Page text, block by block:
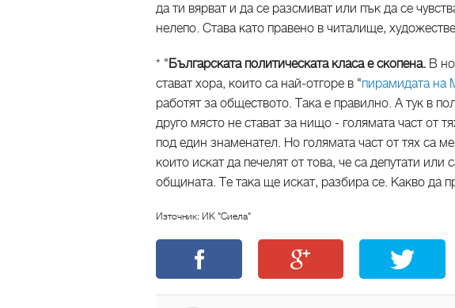
да ти вярват и да се разсмиват или пък да се
нелепо. Става като правено в читалище,
* "Българската политическата класа е скопена. В
стават хора, които са най-отгоре в "пирамидата на
работят за обществото. Така е правилно. А тук в
друго място не стават за нищо - голямата част от
под един знаменател. Но голямата част от тях са
които искат да печелят от това, че са депутати
общината. Те така ще искат, разбира се. Какво да
Източник: ИК "Сиела"